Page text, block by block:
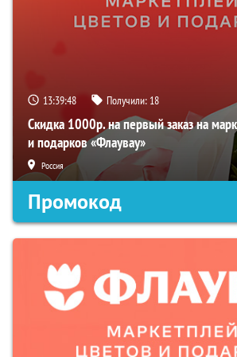
13:39:47 Получили: 18
Скидка 1000р. на первый заказ на
и подарков «Флаувау»
Россия
Промокод